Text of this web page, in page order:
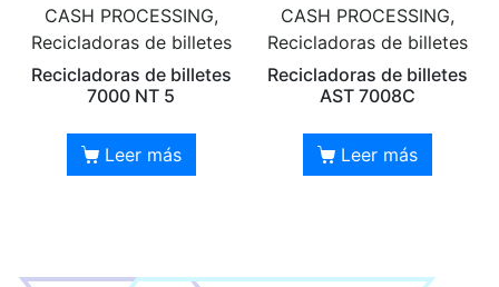
CASH PROCESSING,
Recicladoras de billetes
Recicladoras de billetes
7000 NT 5
Leer más
CASH PROCESSING,
Recicladoras de billetes
Recicladoras de billetes
AST 7008C
Leer más